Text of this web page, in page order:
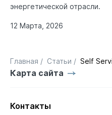
энергетической отрасли.
12 Марта, 2026
Главная / Статьи /
Карта сайта
Контакты